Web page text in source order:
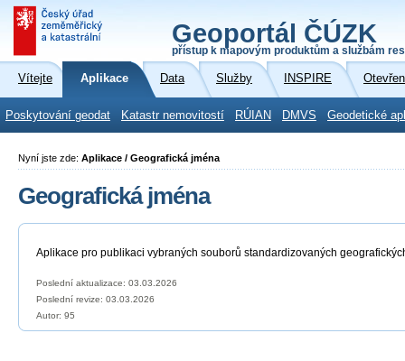
Geoportál ČÚZK
přístup k mapovým produktům a službám
Vítejte Aplikace Data Služby INSPIRE
Poskytování geodat Katastr nemovitostí RÚIAN DMVS Geodetické
Nyní jste zde: Aplikace / Geografická jména
Geografická jména
Aplikace pro publikaci vybraných souborů standardizovaných
Poslední aktualizace: 03.03.2026
Poslední revize: 03.03.2026
Autor: 95